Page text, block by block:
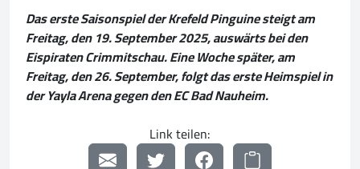
Das erste Saisonspiel der Krefeld Pinguine steigt am
Freitag, den 19. September 2025, auswärts bei den
Eispiraten Crimmitschau. Eine Woche später, am
Freitag, den 26. September, folgt das erste Heimspiel in
der Yayla Arena gegen den EC Bad Nauheim.
Link teilen: